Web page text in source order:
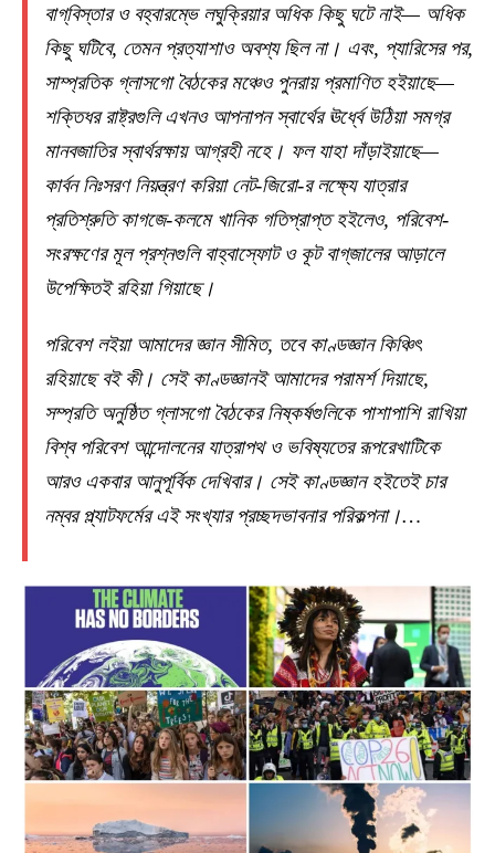
বাগ্‌বিস্তার ও বহ্বারম্ভে লঘুক্রিয়ার অধিক কিছু ঘটে নাই— অধিক
কিছু ঘটিবে, তেমন প্রত্যাশাও অবশ্য ছিল না। এবং, প্যারিসের পর,
সাম্প্রতিক গ্লাসগো বৈঠকের মঞ্চেও পুনরায় প্রমাণিত হইয়াছে—
শক্তিধর রাষ্ট্রগুলি এখনও আপনাপন স্বার্থের ঊর্ধ্বে উঠিয়া সমগ্র
মানবজাতির স্বার্থরক্ষায় আগ্রহী নহে। ফল যাহা দাঁড়াইয়াছে—
কার্বন নিঃসরণ নিয়ন্ত্রণ করিয়া নেট-জিরো-র লক্ষ্যে যাত্রার
প্রতিশ্রুতি কাগজে-কলমে খানিক গতিপ্রাপ্ত হইলেও, পরিবেশ-
সংরক্ষণের মূল প্রশ্নগুলি বাহ্বাস্ফোট ও কূট বাগ্‌জালের আড়ালে
উপেক্ষিতই রহিয়া গিয়াছে।
পরিবেশ লইয়া আমাদের জ্ঞান সীমিত, তবে কাণ্ডজ্ঞান কিঞ্চিৎ
রহিয়াছে বই কী। সেই কাণ্ডজ্ঞানই আমাদের পরামর্শ দিয়াছে,
সম্প্রতি অনুষ্ঠিত গ্লাসগো বৈঠকের নিষ্কর্ষগুলিকে পাশাপাশি রাখিয়া
বিশ্ব পরিবেশ আন্দোলনের যাত্রাপথ ও ভবিষ্যতের রূপরেখাটিকে
আরও একবার আনুপূর্বিক দেখিবার। সেই কাণ্ডজ্ঞান হইতেই চার
নম্বর প্ল্যাটফর্মের এই সংখ্যার প্রচ্ছদভাবনার পরিকল্পনা।…